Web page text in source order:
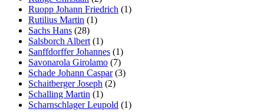
Ruopp Johann Friedrich (1)
Rutilius Martin (1)
Sachs Hans (28)
Salsborch Albert (1)
Sanffdorffer Johannes (1)
Savonarola Girolamo (7)
Schade Johann Caspar(3)
Schaitberger Joseph (2)
Schalling Martin (1)
Scharnschlager Leupold (1)